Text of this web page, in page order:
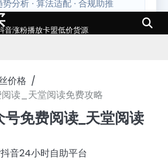
涨粉播放卡盟低价货源
价格
读_天堂阅读免费攻略
号免费阅读_天堂阅读
抖音24小时自助平台